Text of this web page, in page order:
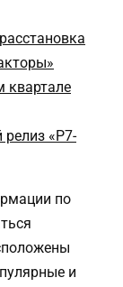
квартале
«Р7-
по
и